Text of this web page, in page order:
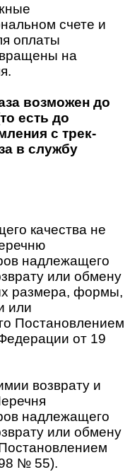
счете и
оплаты
на
возможен до
есть до
с трек-
в службу
качества не
надлежащего
или обмену
размера, формы,
или
Постановлением
от 19
возврату и
надлежащего
или обмену
№ 55).